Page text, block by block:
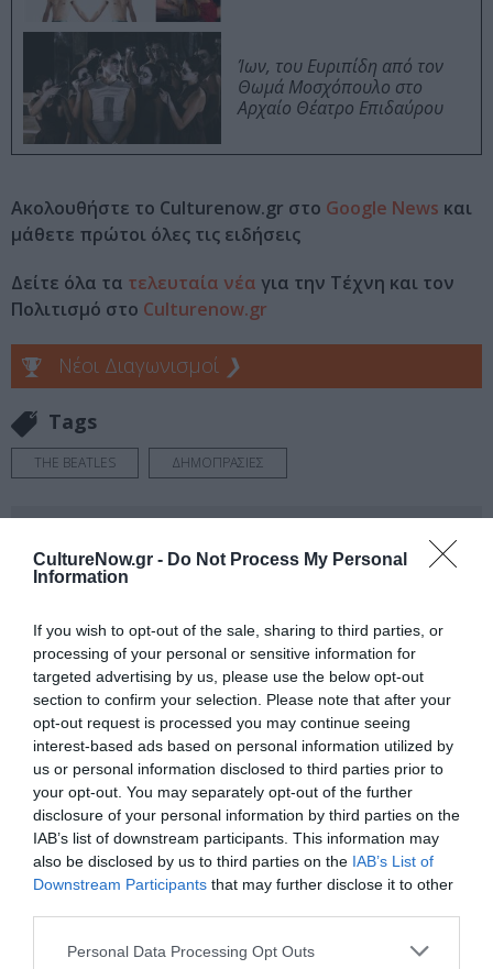
CultureNow.gr - Do Not Process My Personal
Information
If you wish to opt-out of the sale, sharing to third parties, or
processing of your personal or sensitive information for
targeted advertising by us, please use the below opt-out
section to confirm your selection. Please note that after your
opt-out request is processed you may continue seeing
interest-based ads based on personal information utilized by
us or personal information disclosed to third parties prior to
your opt-out. You may separately opt-out of the further
disclosure of your personal information by third parties on the
IAB’s list of downstream participants. This information may
also be disclosed by us to third parties on the IAB’s List of
Downstream Participants that may further disclose it to other
Personal Data Processing Opt Outs
Ίων, του Ευριπίδη από τον
Θωμά Μοσχόπουλο στο
Αρχαίο Θέατρο Επιδαύρου
Ακολουθήστε το Culturenow.gr στο Google News και
μάθετε πρώτοι όλες τις ειδήσεις
Δείτε όλα τα τελευταία νέα για την Τέχνη και τον
Πολιτισμό στο Culturenow.gr
Νέοι Διαγωνισμοί ❯
Tags
THE BEATLES ΔΗΜΟΠΡΑΣΙΕΣ
Newsletter
Κάθε βδομάδα στο e-mail σας τα τελευταία νέα για
την Τέχνη και τον Πολιτισμό!
Ακολουθήστε το Culturenow.gr
Σχετικά Άρθρα